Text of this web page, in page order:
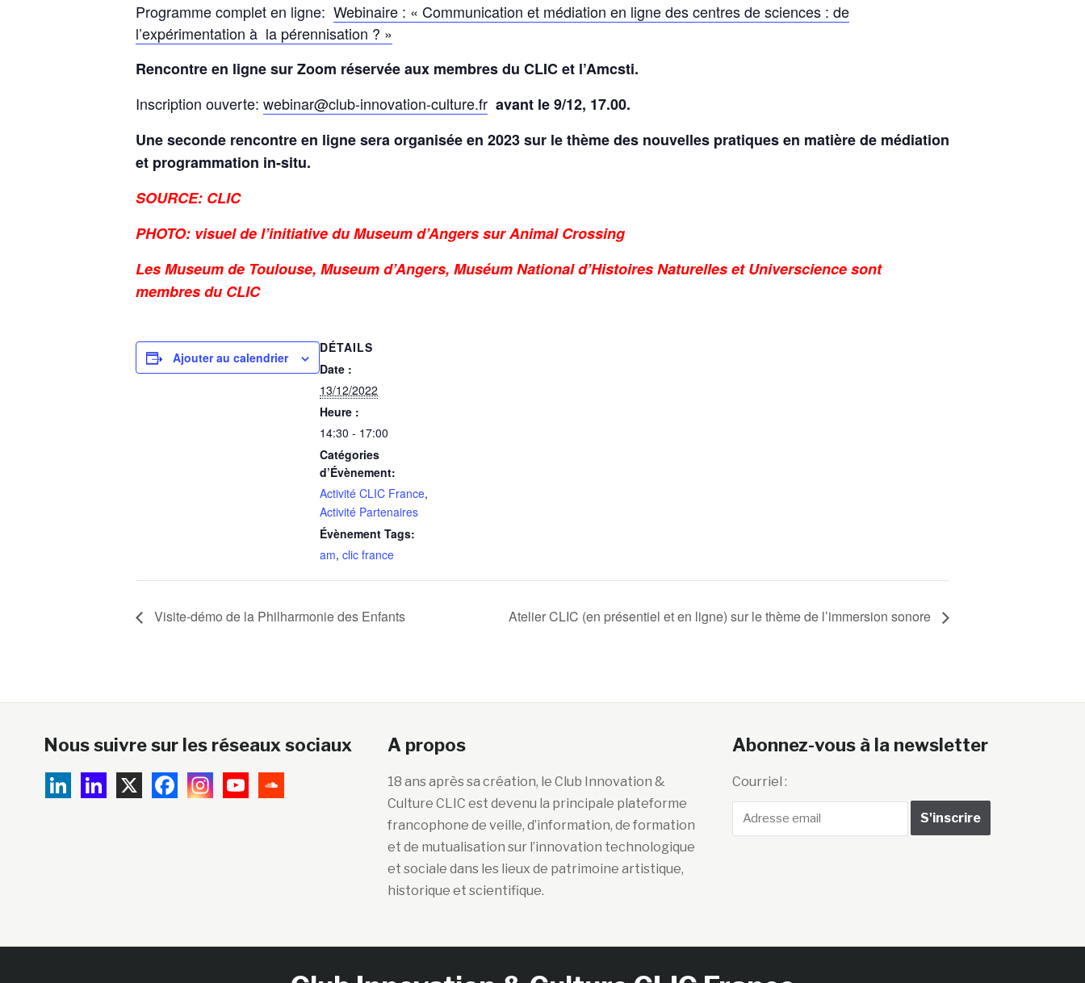
Programme complet en ligne: Webinaire : « Communication et médiation en ligne des centres de sciences : de
l’expérimentation à la pérennisation ? »
Rencontre en ligne sur Zoom réservée aux membres du CLIC et l’Amcsti.
Inscription ouverte: webinar@club-innovation-culture.fr avant le 9/12, 17.00.
Une seconde rencontre en ligne sera organisée en 2023 sur le thème des nouvelles pratiques en matière de médiation
et programmation in-situ.
SOURCE: CLIC
PHOTO: visuel de l’initiative du Museum d’Angers sur Animal Crossing
Les Museum de Toulouse, Museum d’Angers, Muséum National d’Histoires Naturelles et Universcience sont
membres du CLIC
Ajouter au calendrier
DÉTAILS
Date :
13/12/2022
Heure :
14:30 - 17:00
Catégories
d’Évènement:
Activité CLIC France,
Activité Partenaires
Évènement Tags:
am, clic france
Visite-démo de la Philharmonie des Enfants Atelier CLIC (en présentiel et en ligne) sur le thème de l’immersion sonore
Nous suivre sur les réseaux sociaux A propos
18 ans après sa création, le Club Innovation &
Culture CLIC est devenu la principale plateforme
francophone de veille, d’information, de formation
et de mutualisation sur l’innovation technologique
et sociale dans les lieux de patrimoine artistique,
historique et scientifique.
Abonnez-vous à la newsletter
Courriel :